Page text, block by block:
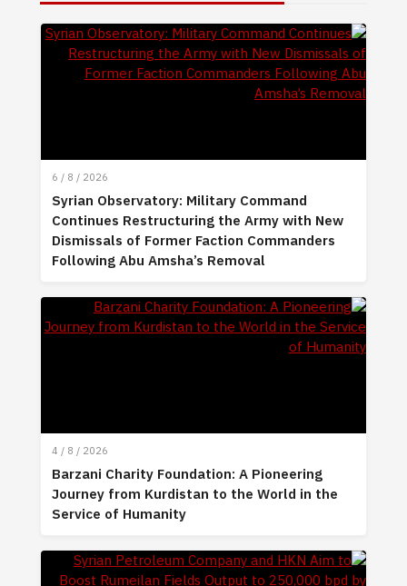
6 / 8 / 2026
Syrian Observatory: Military Command
Continues Restructuring the Army with New
Dismissals of Former Faction Commanders
Following Abu Amsha’s Removal
4 / 8 / 2026
Barzani Charity Foundation: A Pioneering
Journey from Kurdistan to the World in the
Service of Humanity